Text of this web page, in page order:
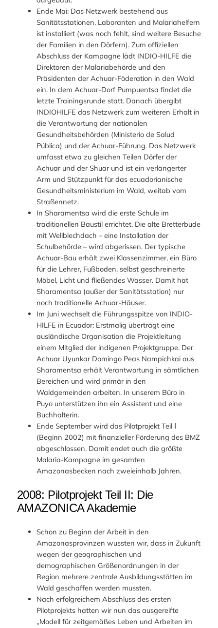
Ende Mai: Das Netzwerk bestehend aus
Sanitätsstationen, Laboranten und Malariahelfern
ist installiert (was noch fehlt, sind weitere Besuche
der Familien in den Dörfern). Zum offiziellen
Abschluss der Kampagne lädt INDIO-HILFE die
Direktoren der Malariabehörde und den
Präsidenten der Achuar-Föderation in den Wald
ein. In dem Achuar-Dorf Pumpuentsa findet die
letzte Trainingsrunde statt. Danach übergibt
INDIOHILFE das Netzwerk zum weiteren Erhalt in
die Verantwortung der nationalen
Gesundheitsbehörden (Ministerio de Salud
Pública) und der Achuar-Führung. Das Netzwerk
umfasst etwa zu gleichen Teilen Dörfer der
Achuar und der Shuar und ist ein verlängerter
Arm und Stützpunkt für das ecuadorianische
Gesundheitsministerium im Wald, weitab vom
Straßennetz.
In Sharamentsa wird die erste Schule im
traditionellen Baustil errichtet. Die alte Bretterbude
mit Wellblechdach – eine Installation der
Schulbehörde – wird abgerissen. Der typische
Achuar-Bau erhält zwei Klassenzimmer, ein Büro
für die Lehrer, Fußboden, selbst geschreinerte
Möbel, Licht und fließendes Wasser. Damit hat
Sharamentsa (außer der Sanitätsstation) nur
noch traditionelle Achuar-Häuser.
Im Juni wechselt die Führungsspitze von INDIO-
HILFE in Ecuador: Erstmalig überträgt eine
ausländische Organisation die Projektleitung
einem Mitglied der indigenen Projektgruppe. Der
Achuar Uyunkar Domingo Peas Nampichkai aus
Sharamentsa erhält Verantwortung in sämtlichen
Bereichen und wird primär in den
Waldgemeinden arbeiten. In unserem Büro in
Puyo unterstützen ihn ein Assistent und eine
Buchhalterin.
Ende September wird das Pilotprojekt Teil Ι
(Beginn 2002) mit finanzieller Förderung des BMZ
abgeschlossen. Damit endet auch die größte
Malaria-Kampagne im gesamten
Amazonasbecken nach zweieinhalb Jahren.
2008: Pilotprojekt Teil II: Die
AMAZONICA Akademie
Schon zu Beginn der Arbeit in den
Amazonasprovinzen wussten wir, dass in Zukunft
wegen der geographischen und
demographischen Größenordnungen in der
Region mehrere zentrale Ausbildungsstätten im
Wald geschaffen werden mussten.
Nach erfolgreichem Abschluss des ersten
Pilotprojekts hatten wir nun das ausgereifte
„Modell für zeitgemäßes Leben und Arbeiten im